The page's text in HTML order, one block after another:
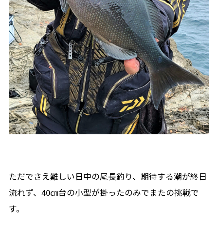
ただでさえ難しい日中の尾長釣り、期待する潮が終日
流れず、40㎝台の小型が掛ったのみでまたの挑戦で
す。